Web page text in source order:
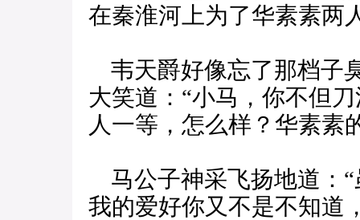
在秦淮河上为了华素素两
韦天爵好像忘了那档子
大笑道：“小马，你不但
人一等，怎么样？华素素
马公子神采飞扬地道：“
我的爱好你又不是不知道